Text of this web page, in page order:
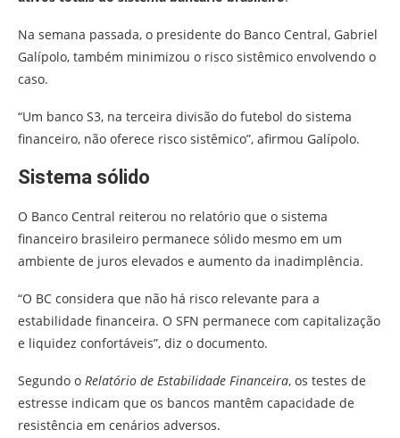
Na semana passada, o presidente do Banco Central, Gabriel
Galípolo, também minimizou o risco sistêmico envolvendo o
caso.
“Um banco S3, na terceira divisão do futebol do sistema
financeiro, não oferece risco sistêmico”, afirmou Galípolo.
Sistema sólido
O Banco Central reiterou no relatório que o sistema
financeiro brasileiro permanece sólido mesmo em um
ambiente de juros elevados e aumento da inadimplência.
“O BC considera que não há risco relevante para a
estabilidade financeira. O SFN permanece com capitalização
e liquidez confortáveis”, diz o documento.
Segundo o Relatório de Estabilidade Financeira, os testes de
estresse indicam que os bancos mantêm capacidade de
resistência em cenários adversos.